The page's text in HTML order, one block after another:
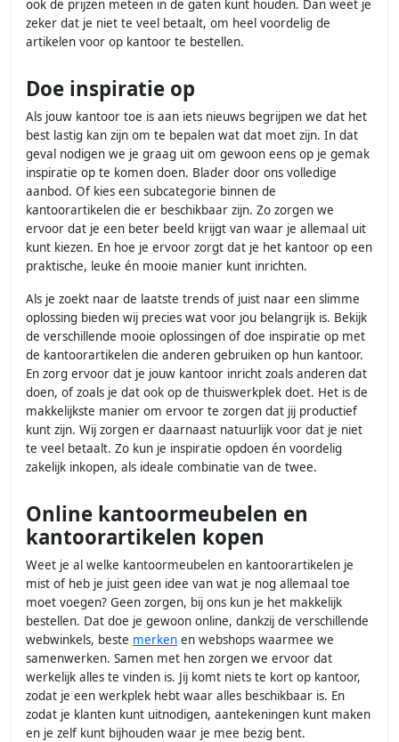
ook de prijzen meteen in de gaten kunt houden. Dan weet je
zeker dat je niet te veel betaalt, om heel voordelig de
artikelen voor op kantoor te bestellen.
Doe inspiratie op
Als jouw kantoor toe is aan iets nieuws begrijpen we dat het
best lastig kan zijn om te bepalen wat dat moet zijn. In dat
geval nodigen we je graag uit om gewoon eens op je gemak
inspiratie op te komen doen. Blader door ons volledige
aanbod. Of kies een subcategorie binnen de
kantoorartikelen die er beschikbaar zijn. Zo zorgen we
ervoor dat je een beter beeld krijgt van waar je allemaal uit
kunt kiezen. En hoe je ervoor zorgt dat je het kantoor op een
praktische, leuke én mooie manier kunt inrichten.
Als je zoekt naar de laatste trends of juist naar een slimme
oplossing bieden wij precies wat voor jou belangrijk is. Bekijk
de verschillende mooie oplossingen of doe inspiratie op met
de kantoorartikelen die anderen gebruiken op hun kantoor.
En zorg ervoor dat je jouw kantoor inricht zoals anderen dat
doen, of zoals je dat ook op de thuiswerkplek doet. Het is de
makkelijkste manier om ervoor te zorgen dat jij productief
kunt zijn. Wij zorgen er daarnaast natuurlijk voor dat je niet
te veel betaalt. Zo kun je inspiratie opdoen én voordelig
zakelijk inkopen, als ideale combinatie van de twee.
Online kantoormeubelen en
kantoorartikelen kopen
Weet je al welke kantoormeubelen en kantoorartikelen je
mist of heb je juist geen idee van wat je nog allemaal toe
moet voegen? Geen zorgen, bij ons kun je het makkelijk
bestellen. Dat doe je gewoon online, dankzij de verschillende
webwinkels, beste merken en webshops waarmee we
samenwerken. Samen met hen zorgen we ervoor dat
werkelijk alles te vinden is. Jij komt niets te kort op kantoor,
zodat je een werkplek hebt waar alles beschikbaar is. En
zodat je klanten kunt uitnodigen, aantekeningen kunt maken
en je zelf kunt bijhouden waar je mee bezig bent.